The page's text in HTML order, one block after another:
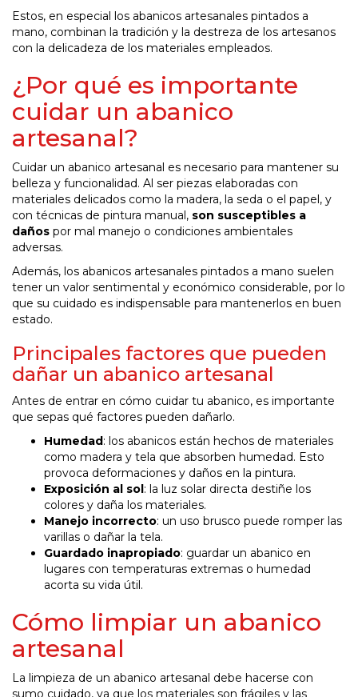
Estos, en especial los abanicos artesanales pintados a
mano, combinan la tradición y la destreza de los artesanos
con la delicadeza de los materiales empleados.
¿Por qué es importante
cuidar un abanico
artesanal?
Cuidar un abanico artesanal es necesario para mantener su
belleza y funcionalidad. Al ser piezas elaboradas con
materiales delicados como la madera, la seda o el papel, y
con técnicas de pintura manual, son susceptibles a
daños por mal manejo o condiciones ambientales
adversas.
Además, los abanicos artesanales pintados a mano suelen
tener un valor sentimental y económico considerable, por lo
que su cuidado es indispensable para mantenerlos en buen
estado.
Principales factores que pueden
dañar un abanico artesanal
Antes de entrar en cómo cuidar tu abanico, es importante
que sepas qué factores pueden dañarlo.
Humedad: los abanicos están hechos de materiales
como madera y tela que absorben humedad. Esto
provoca deformaciones y daños en la pintura.
Exposición al sol: la luz solar directa destiñe los
colores y daña los materiales.
Manejo incorrecto: un uso brusco puede romper las
varillas o dañar la tela.
Guardado inapropiado: guardar un abanico en
lugares con temperaturas extremas o humedad
acorta su vida útil.
Cómo limpiar un abanico
artesanal
La limpieza de un abanico artesanal debe hacerse con
sumo cuidado, ya que los materiales son frágiles y las